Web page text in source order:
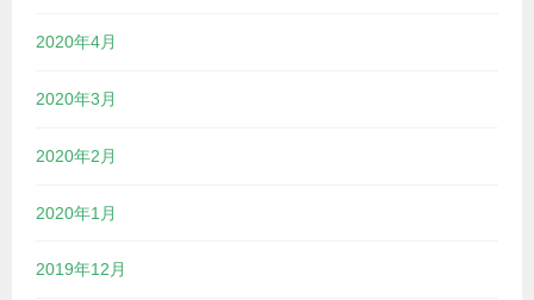
2020年4月
2020年3月
2020年2月
2020年1月
2019年12月